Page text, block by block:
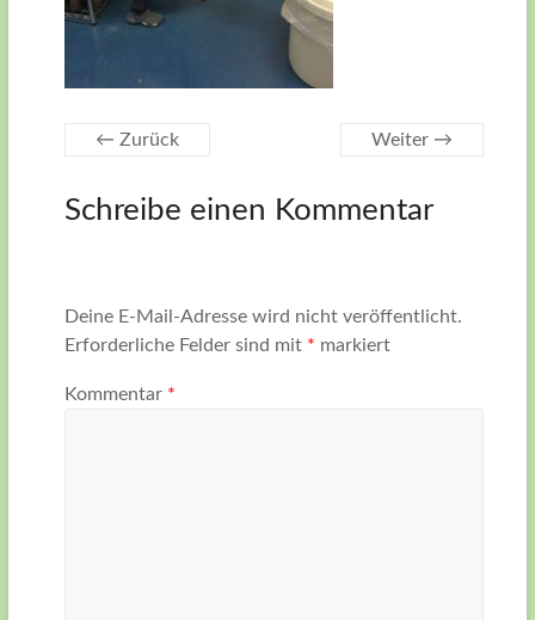
← Zurück Weiter →
Schreibe einen Kommentar
Deine E-Mail-Adresse wird nicht veröffentlicht.
Erforderliche Felder sind mit * markiert
Kommentar *